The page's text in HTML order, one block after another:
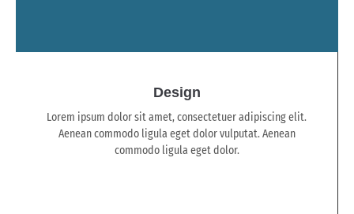
Design
Lorem ipsum dolor sit amet, consectetuer adipiscing elit.
Aenean commodo ligula eget dolor vulputat. Aenean
commodo ligula eget dolor.